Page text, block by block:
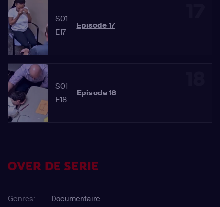
S01
E17
Episode 17
S01
E18
Episode 18
OVER DE SERIE
Genres: Documentaire